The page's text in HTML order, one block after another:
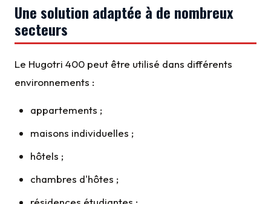
Une solution adaptée à de nombreux
secteurs
Le Hugotri 400 peut être utilisé dans différents
environnements :
appartements ;
maisons individuelles ;
hôtels ;
chambres d'hôtes ;